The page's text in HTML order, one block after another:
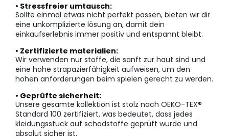
• Stressfreier umtausch:
Sollte einmal etwas nicht perfekt passen, bieten wir dir
eine unkomplizierte lösung an, damit dein
einkaufserlebnis immer positiv und entspannt bleibt.
• Zertifizierte materialien:
Wir verwenden nur stoffe, die sanft zur haut sind und
eine hohe strapazierfähigkeit aufweisen, um den
hohen anforderungen beim spielen gerecht zu werden.
• Geprüfte sicherheit:
Unsere gesamte kollektion ist stolz nach OEKO-TEX®
Standard 100 zertifiziert, was bedeutet, dass jedes
kleidungsstück auf schadstoffe geprüft wurde und
absolut sicher ist.